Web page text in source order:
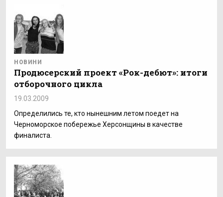
НОВИНИ
Продюсерский проект «Рок-дебют»: итоги
отборочного цикла
19.03.2009
Определились те, кто нынешним летом поедет на
Черноморское побережье Херсонщины в качестве
финалиста.